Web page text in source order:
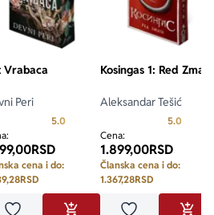
Vrabaca
Peri
5.0 Prosecna ocena je 5.0 od 5
RSD
cena i do:
RSD
Kosingas 1: Red Zmaja
Aleksandar Tešić
5.0
Cena:
1.899,00RSD
Članska cena i do:
1.367,28RSD